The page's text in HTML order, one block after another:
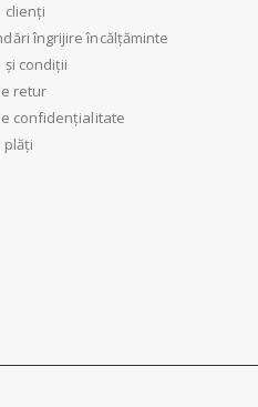
clienți
îngrijire încălțăminte
și condiții
retur
confidențialitate
plăți